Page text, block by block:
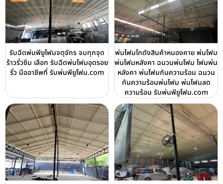
รับฉีดพ่นพียูโฟมจตุจักร จบทุกจุด
ร้าวรั่วซึม เลือก รับฉีดพ่นโฟมอุดรอย
รั่ว มืออาชีพที่ รับพ่นพียูโฟม.com
พ่นโฟมโกดังสินค้าหนองคาย พ่นโฟม
พ่นโฟมหลังคา ฉนวนพ่นโฟม โฟมพ่น
หลังคา พ่นโฟมกันความร้อน ฉนวน
กันความร้อนพ่นโฟม พ่นโฟมลด
ความร้อน รับพ่นพียูโฟม.com